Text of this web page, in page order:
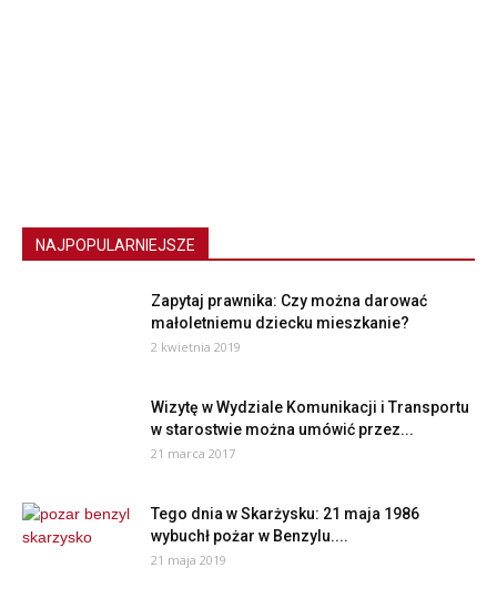
NAJPOPULARNIEJSZE
Zapytaj prawnika: Czy można darować
małoletniemu dziecku mieszkanie?
2 kwietnia 2019
Wizytę w Wydziale Komunikacji i Transportu
w starostwie można umówić przez...
21 marca 2017
Tego dnia w Skarżysku: 21 maja 1986
wybuchł pożar w Benzylu....
21 maja 2019